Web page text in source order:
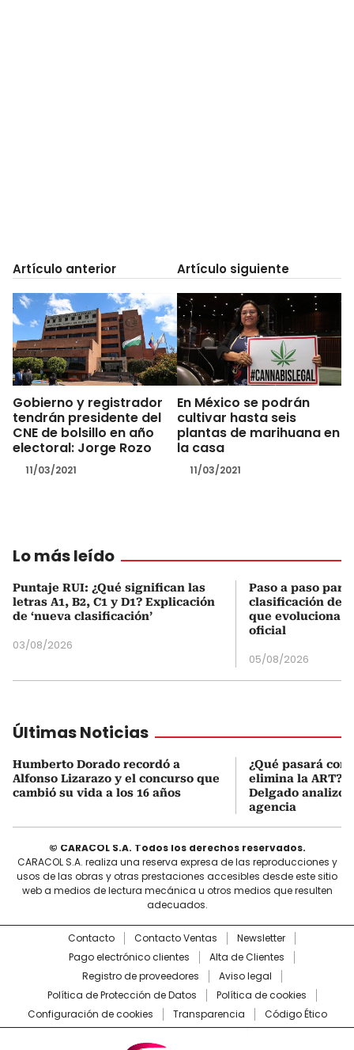
Artículo anterior
Gobierno y registrador
tendrán presidente del
CNE de bolsillo en año
electoral: Jorge Rozo
11/03/2021
Artículo siguiente
En México se podrán
cultivar hasta seis
plantas de marihuana en
la casa
11/03/2021
Lo más leído
Puntaje RUI: ¿Qué significan las
letras A1, B2, C1 y D1? Explicación
de ‘nueva clasificación’
03/08/2026
Paso a paso
clasificación del
que evoluciona
oficial
05/08/2026
Últimas Noticias
Humberto Dorado recordó a
Alfonso Lizarazo y el concurso que
cambió su vida a los 16 años
¿Qué pasará con
elimina la ART?
Delgado analizó
agencia
© CARACOL S.A. Todos los derechos reservados.
CARACOL S.A. realiza una reserva expresa de las reproducciones y
usos de las obras y otras prestaciones accesibles desde este sitio
web a medios de lectura mecánica u otros medios que resulten
adecuados.
Contacto Contacto Ventas
Newsletter
Pago electrónico clientes
Alta de Clientes
Registro de proveedores
Aviso legal
Política de Protección de Datos
Política de cookies
Configuración de cookies
Transparencia Código Ético